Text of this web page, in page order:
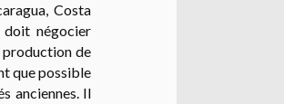
Costa
doit négocier
production de
que possible
anciennes. Il